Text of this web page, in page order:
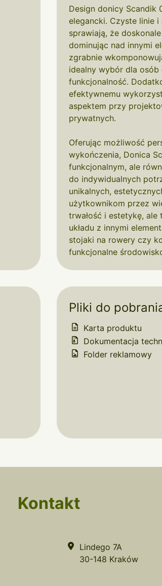
Design donicy Scandik
elegancki. Czyste linie
sprawiają, że
dominując nad innymi
zgrabnie
idealny wybór dla
funkcjonalność.
efektywnemu
aspektem przy
prywatnych.
Oferując możliwość
wykończenia, Donica
funkcjonalnym, ale
do indywidualnych
unikalnych,
użytkownikom przez
trwałość i estetykę,
układu z innymi
stojaki na rowery czy
funkcjonalne
Pliki do
Karta produktu
Dokumentacja
Folder reklamowy
Kontakt
Lindego 7A
30-148 Kraków